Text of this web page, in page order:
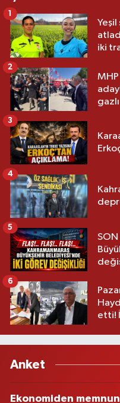
Yeşil
iki
1
2
3
4
SON
5
etti!
6
Anket
Ekonomiden